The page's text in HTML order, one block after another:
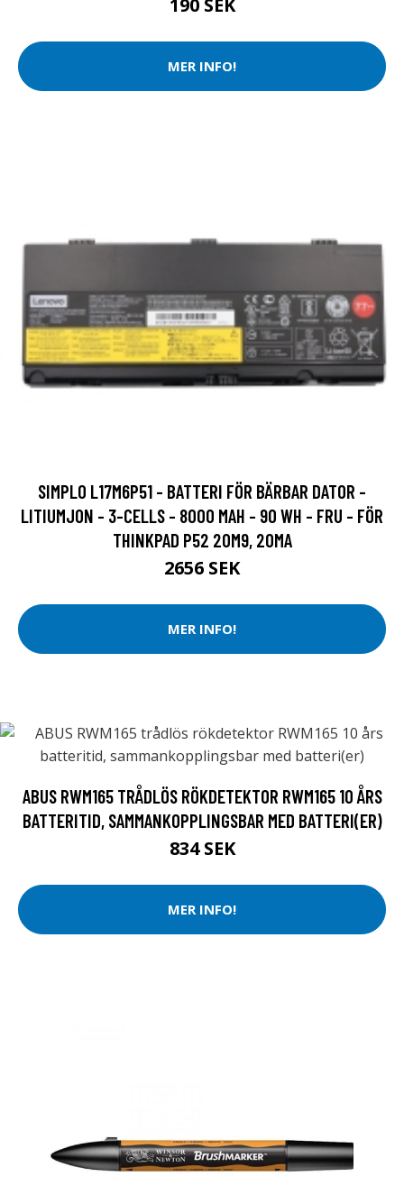
MER INFO!
SIMPLO L17M6P51 - BATTERI FÖR BÄRBAR DATOR -
LITIUMJON - 3-CELLS - 8000 MAH - 90 WH - FRU - FÖR
THINKPAD P52 20M9, 20MA
2656 SEK
MER INFO!
ABUS RWM165 TRÅDLÖS RÖKDETEKTOR RWM165 10 ÅRS
BATTERITID, SAMMANKOPPLINGSBAR MED BATTERI(ER)
834 SEK
MER INFO!